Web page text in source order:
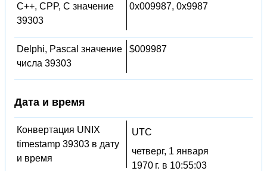
C++, CPP, C значение
39303
0x009987, 0x9987
Delphi, Pascal значение
числа 39303
$009987
Дата и время
Конвертация UNIX
timestamp 39303 в дату
и время
UTC
четверг, 1 января
1970 г. в 10:55:03